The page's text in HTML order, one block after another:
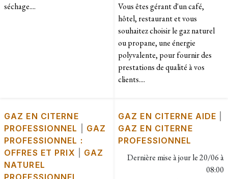
séchage....
Vous êtes gérant d'un café,
hôtel, restaurant et vous
souhaitez choisir le gaz naturel
ou propane, une énergie
polyvalente, pour fournir des
prestations de qualité à vos
clients....
GAZ EN CITERNE
PROFESSIONNEL
GAZ
PROFESSIONNEL :
OFFRES ET PRIX
GAZ
NATUREL
PROFESSIONNEL
GAZ EN CITERNE AIDE
GAZ EN CITERNE
PROFESSIONNEL
Dernière mise à jour le20/06 à
08:00